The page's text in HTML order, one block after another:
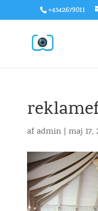
+4542679011
afadmin| maj 17,